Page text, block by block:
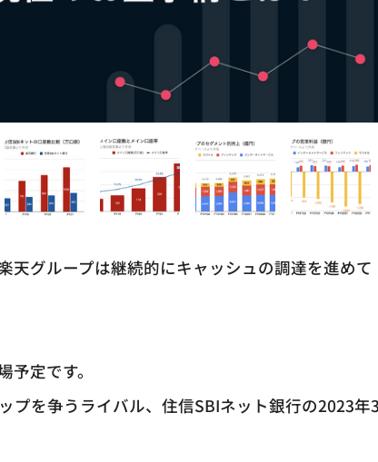
天グループは継続的にキャッシュの調達を進めて
定です。
プを争うライバル、住信SBIネット銀行の2023年3